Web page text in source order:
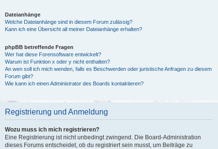
Dateianhänge
Welche Dateianhänge sind in diesem Forum zulässig?
Kann ich eine Übersicht all meiner Dateianhänge erhalten?
phpBB betreffende Fragen
Wer hat diese Forensoftware entwickelt?
Warum ist Funktion x oder y nicht enthalten?
An wen soll ich mich wenden, falls es Beschwerden oder juristische Anfragen zu diesem
Forum gibt?
Wie kann ich einen Administrator des Boards kontaktieren?
Registrierung und Anmeldung
Wozu muss ich mich registrieren?
Eine Registrierung ist nicht unbedingt zwingend. Die Board-Administration
dieses Forums entscheidet, ob du registriert sein musst, um Beiträge zu